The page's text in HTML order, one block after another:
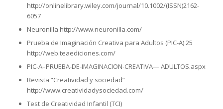
http://onlinelibrary.wiley.com/journal/10.1002/(ISSN)2162-
6057
Neuronilla http://www.neuronilla.com/
Prueba de Imaginación Creativa para Adultos (PIC-A) 25
http://web.teaediciones.com/
PIC-A–PRUEBA-DE-IMAGINACION-CREATIVA— ADULTOS.aspx
Revista “Creatividad y sociedad”
http://www.creatividadysociedad.com/
Test de Creatividad Infantil (TCI)